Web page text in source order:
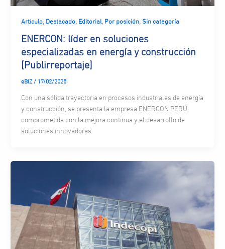
Artículo, Destacado, Editorial, Por posición, Sin categoría
ENERCON: líder en soluciones
especializadas en energía y construcción
[Publirreportaje]
eBIZ / 17/02/2025
Con una sólida trayectoria en procesos industriales de energía
y construcción, se presenta la empresa ENERCON PERÚ,
comprometida con la mejora continua y el desarrollo de
soluciones innovadoras.